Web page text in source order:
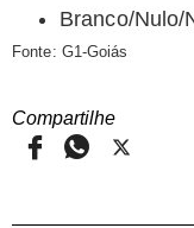
Branco/Nulo/
Fonte: G1-Goiás
Compartilhe